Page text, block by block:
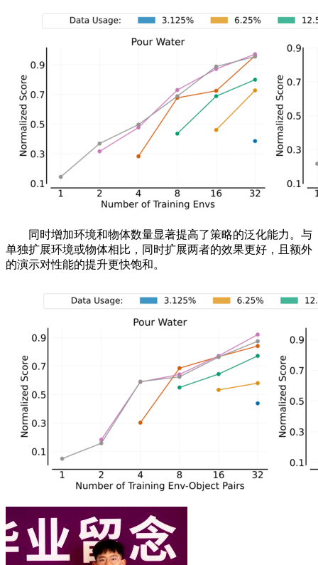
同时增加环境和物体数量显著提高了策略的泛化能力。与
单独扩展环境或物体相比，同时扩展两者的效果更好，且额外
的演示对性能的提升更快饱和。